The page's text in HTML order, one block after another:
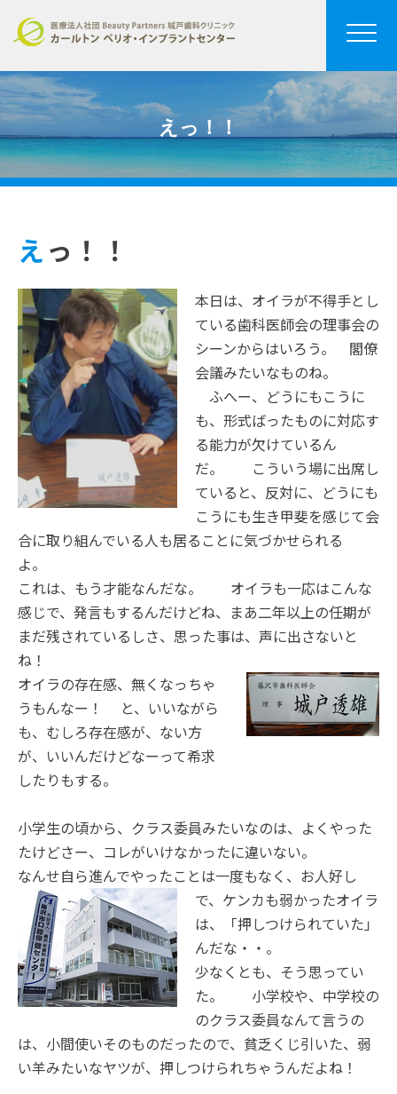
えっ！！
えっ！！
本日は、オイラが不得手とし
ている歯科医師会の理事会の
シーンからはいろう。 閣僚
会議みたいなものね。
ふへー、どうにもこうに
も、形式ばったものに対応す
る能力が欠けているん
だ。 こういう場に出席し
ていると、反対に、どうにも
こうにも生き甲斐を感じて会
合に取り組んでいる人も居ることに気づかせられる
よ。
これは、もう才能なんだな。 オイラも一応はこんな
感じで、発言もするんだけどね、まあ二年以上の任期が
まだ残されているしさ、思った事は、声に出さないと
ね！
オイラの存在感、無くなっちゃ
うもんなー！ と、いいながら
も、むしろ存在感が、ない方
が、いいんだけどなーって希求
したりもする。
小学生の頃から、クラス委員みたいなのは、よくやった
たけどさー、コレがいけなかったに違いない。
なんせ自ら進んでやったことは一度もなく、お人好し
で、ケンカも弱かったオイラ
は、「押しつけられていた」
んだな・・。
少なくとも、そう思ってい
た。 小学校や、中学校の
のクラス委員なんて言うの
は、小間使いそのものだったので、貧乏くじ引いた、弱
い羊みたいなヤツが、押しつけられちゃうんだよね！